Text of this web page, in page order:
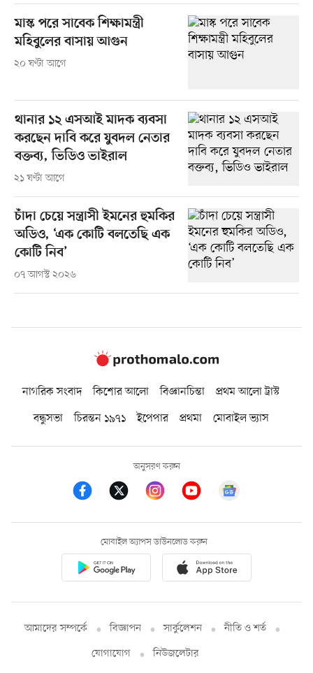
মাস্ক পরে সাবেক শিক্ষামন্ত্রী
মহিবুলের বাসায় আগুন
২০ ঘণ্টা আগে
থানার ১২ এসআই মাদক ব্যবসা
করছেন দাবি করে যুবদল নেতার
বক্তব্য, ভিডিও ভাইরাল
২১ ঘণ্টা আগে
চাঁদা চেয়ে সন্ত্রাসী ইমনের হুমকির
অডিও, ‘এক কোটি বলতেছি এক
কোটি নিব’
০৭ আগস্ট ২০২৬
নাগরিক সংবাদ কিশোর আলো বিজ্ঞানচিন্তা
প্রথম আলো ট্রাস্ট
বন্ধুসভা
চিরন্তন ১৯৭১ ইপেপার প্রথমা মোবাইল ভ্যাস
অনুসরণ করুন
মোবাইল অ্যাপস ডাউনলোড করুন
আমাদের সম্পর্কে বিজ্ঞাপন সার্কুলেশন
নীতি ও শর্ত
যোগাযোগ
নিউজলেটার